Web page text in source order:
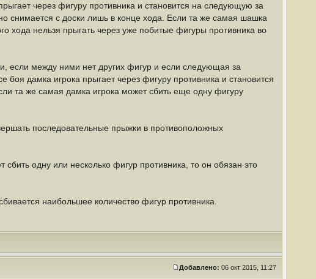
через фигуру противника и становится на следующую за
снимается с доски лишь в конце хода. Если та же самая шашка
хода нельзя прыгать через уже побитые фигуры противника во
если между ними нет других фигур и если следующая за
дамка игрока прыгает через фигуру противника и становится
та же самая дамка игрока может сбить еще одну фигуру
последовательные прыжки в противоположных
одну или несколько фигур противника, то он обязан это
наибольшее количество фигур противника.
Добавлено: 06 окт 2015, 11:27